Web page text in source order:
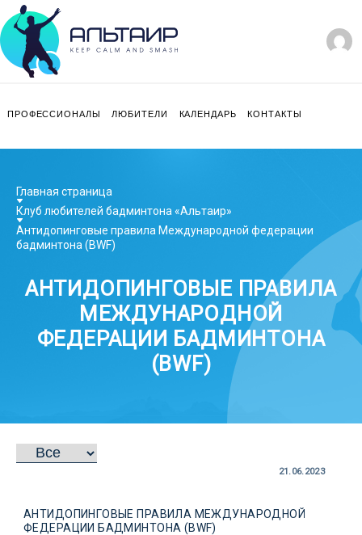
ПРОФЕССИОНАЛЫ ЛЮБИТЕЛИ КАЛЕНДАРЬ КОНТАКТЫ
Главная страница
Клуб любителей бадминтона «Альтаир»
Антидопинговые правила Международной федерации
бадминтона (BWF)
АНТИДОПИНГОВЫЕ ПРАВИЛА
МЕЖДУНАРОДНОЙ
ФЕДЕРАЦИИ БАДМИНТОНА
(BWF)
21.06.2023
АНТИДОПИНГОВЫЕ ПРАВИЛА МЕЖДУНАРОДНОЙ
ФЕДЕРАЦИИ БАДМИНТОНА (BWF)